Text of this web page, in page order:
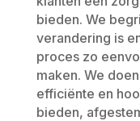
bieden. We
verandering is
proces zo
maken. We
efficiënte en
bieden,